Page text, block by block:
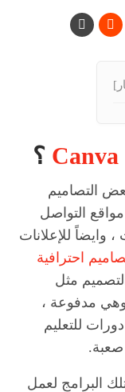
Canva ؟
التصاميم
التواصل
وايضاً للإعلانات
احترافية
مثل
وهي مدفوعة ،
للتعليم
صعبة.
البرامج لعمل